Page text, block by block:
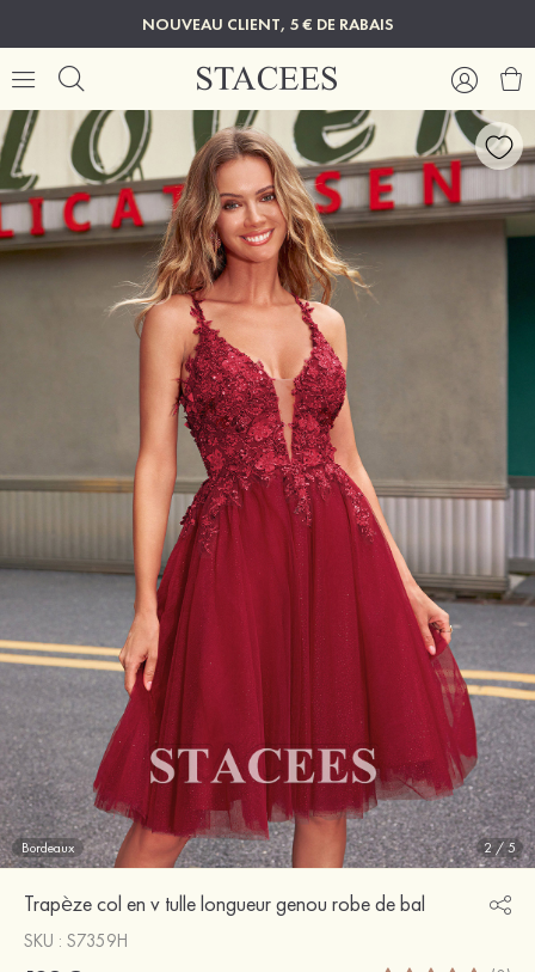
NOUVEAU CLIENT, 5 € DE RABAIS
Bordeaux 2/5
Trapèze col en v tulle longueur genou robe de bal
SKU : S7359H